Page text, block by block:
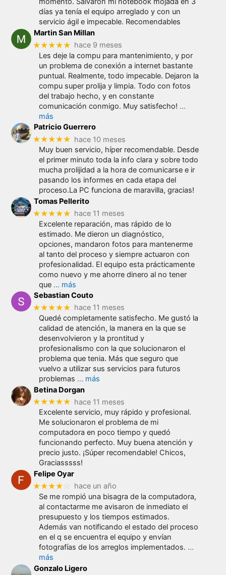
días ya tenía el equipo arreglado y con un
servicio ágil e impecable. Recomendables
Martin San Millan
★★★★★ hace 9 meses
Les deje la compu para mantenimiento, y por
un problema de conexión a internet bastante
puntual. Realmente, todo impecable. Dejaron la
compu super prolija y limpia. Todo con fotos
del trabajo hecho, y en constante
comunicación conmigo. Muy satisfecho! …
más
Patricio Guerrero
★★★★★ hace 10 meses
Muy buen servicio, híper recomendable. Desde
el primer minuto toda la info clara y sobre todo
mucha prolijidad a la hora de comunicarse e ir
pasando los informes en cada etapa del
proceso.La PC funciona de maravilla, gracias!
Tomas Pellerito
★★★★★ hace 11 meses
Excelente reparación, mas rápido de lo
estimado. Me dieron un diagnóstico,
opciones, mandaron fotos para mantenerme
al tanto del proceso y siempre actuaron con
profesionalidad. El equipo esta prácticamente
como nuevo y me ahorre dinero al no tener
que … más
Sebastian Couto
★★★★★ hace 11 meses
Quedé completamente satisfecho. Me gustó la
calidad de atención, la manera en la que se
desenvolvieron y la prontitud y
profesionalismo con la que solucionaron el
problema que tenia. Más que seguro que
vuelvo a utilizar sus servicios para futuros
problemas … más
Betina Dorgan
★★★★★ hace 11 meses
Excelente servicio, muy rápido y profesional.
Me solucionaron el problema de mi
computadora en poco tiempo y quedó
funcionando perfecto. Muy buena atención y
precio justo. ¡Súper recomendable! Chicos,
Graciasssss!
Felipe Oyar
★★★★ ☆
hace un año
Se me rompió una bisagra de la computadora,
al contactarme me avisaron de inmediato el
presupuesto y los tiempos estimados.
Además van notificando el estado del proceso
en el q se encuentra el equipo y envían
fotografías de los arreglos implementados. …
más
Gonzalo Ligero